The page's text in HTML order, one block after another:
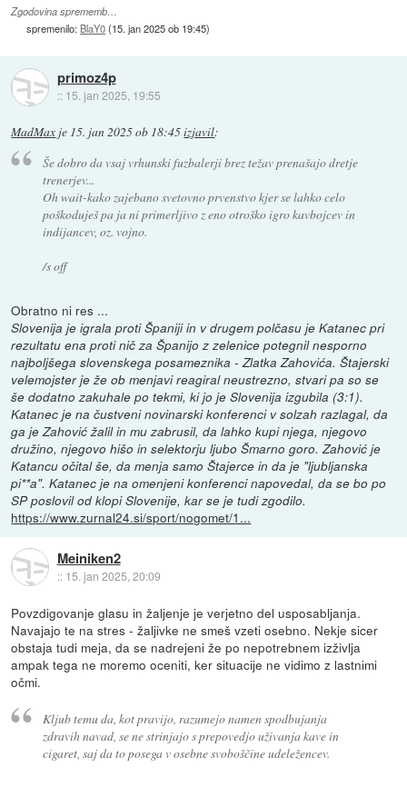
Zgodovina sprememb…
spremenilo: BlaY0(15. jan 2025 ob 19:45)
primoz4p
:: 15. jan 2025, 19:55
MadMax je 15. jan 2025 ob 18:45izjavil:
Še dobro da vsaj vrhunski fuzbalerji brez težav prenašajo dretje
trenerjev...
Oh wait-kako zajebano svetovno prvenstvo kjer se lahko celo
poškoduješ pa ja ni primerljivo z eno otroško igro kavbojcev in
indijancev, oz. vojno.
/s off
Obratno ni res ...
Slovenija je igrala proti Španiji in v drugem polčasu je Katanec pri
rezultatu ena proti nič za Španijo z zelenice potegnil nesporno
najboljšega slovenskega posameznika - Zlatka Zahovića. Štajerski
velemojster je že ob menjavi reagiral neustrezno, stvari pa so se
še dodatno zakuhale po tekmi, ki jo je Slovenija izgubila (3:1).
Katanec je na čustveni novinarski konferenci v solzah razlagal, da
ga je Zahović žalil in mu zabrusil, da lahko kupi njega, njegovo
družino, njegovo hišo in selektorju ljubo Šmarno goro. Zahović je
Katancu očital še, da menja samo Štajerce in da je "ljubljanska
pi**a". Katanec je na omenjeni konferenci napovedal, da se bo po
SP poslovil od klopi Slovenije, kar se je tudi zgodilo.
https://www.zurnal24.si/sport/nogomet/1...
Meiniken2
:: 15. jan 2025, 20:09
Povzdigovanje glasu in žaljenje je verjetno del usposabljanja.
Navajajo te na stres - žaljivke ne smeš vzeti osebno. Nekje sicer
obstaja tudi meja, da se nadrejeni že po nepotrebnem izživlja
ampak tega ne moremo oceniti, ker situacije ne vidimo z lastnimi
očmi.
Kljub temu da, kot pravijo, razumejo namen spodbujanja
zdravih navad, se ne strinjajo s prepovedjo uživanja kave in
cigaret, saj da to posega v osebne svoboščine udeležencev.